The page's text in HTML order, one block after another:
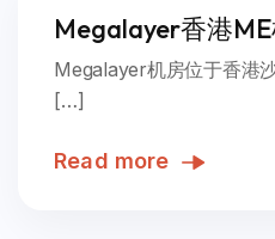
Megalayer香港
Megalayer机房位于香港
[…]
Read more